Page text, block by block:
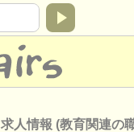
求人情報 (教育関連の